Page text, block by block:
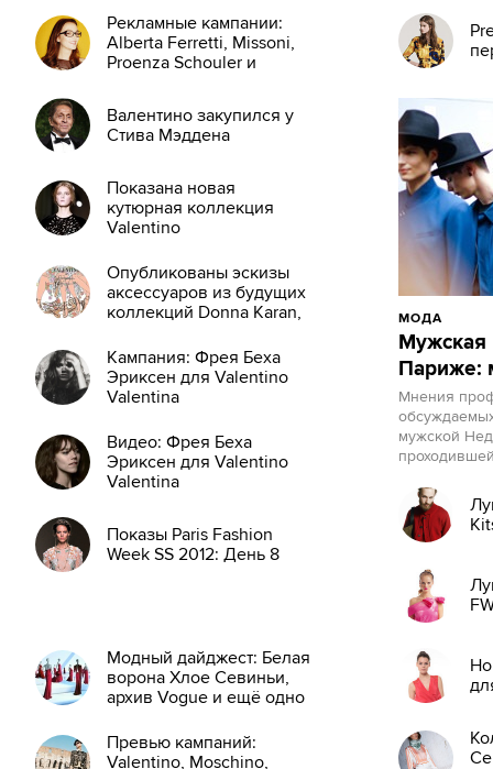
Рекламные кампании:
Alberta Ferretti, Missoni,
Proenza Schouler и
Валентино закупился у
Стива Мэддена
Показана новая
кутюрная коллекция
Valentino
Опубликованы эскизы
аксессуаров из будущих
коллекций Donna Karan,
других
Кампания: Фрея Беха
Эриксен для Valentino
Valentina
Видео: Фрея Беха
Эриксен для Valentino
Valentina
Показы Paris Fashion
Week SS 2012: День 8
МОДА
Париже:
Мнения
мужской
Модный дайджест: Белая
ворона Хлое Севиньи,
архив Vogue и ещё одно
Версаче
Превью кампаний:
Valentino, Moschino,